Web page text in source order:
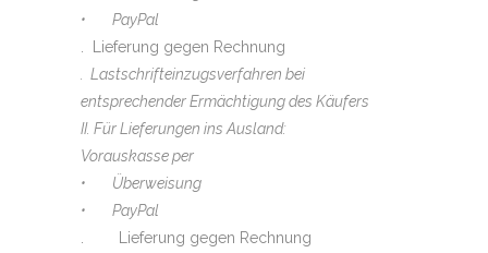
• PayPal
. Lieferung gegen Rechnung
. Lastschrifteinzugsverfahren bei
entsprechender Ermächtigung des Käufers
II. Für Lieferungen ins Ausland:
Vorauskasse per
• Überweisung
• PayPal
. Lieferung gegen Rechnung